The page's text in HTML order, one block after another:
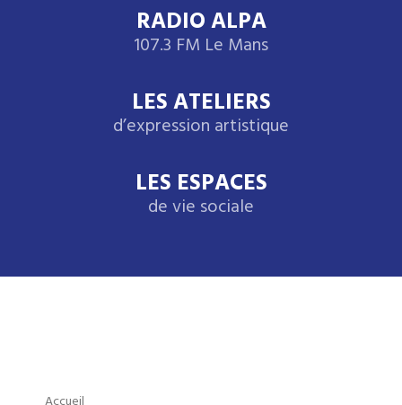
RADIO ALPA
107.3 FM Le Mans
LES ATELIERS
d’expression artistique
LES ESPACES
de vie sociale